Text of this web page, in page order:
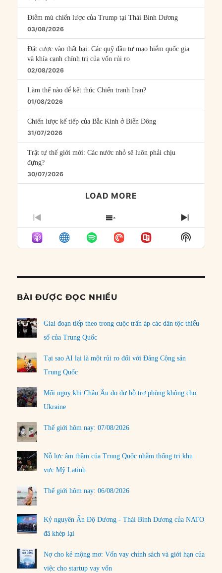
Điểm mù chiến lược của Trump tại Thái Bình Dương
03/08/2026
Đặt cược vào thất bại: Các quỹ đầu tư mạo hiểm quốc gia
và khía cạnh chính trị của vốn rủi ro
02/08/2026
Làm thế nào để kết thúc Chiến tranh Iran?
01/08/2026
Chiến lược kế tiếp của Bắc Kinh ở Biển Đông
31/07/2026
Trật tự thế giới mới: Các nước nhỏ sẽ luôn phải chịu
đựng?
30/07/2026
LOAD MORE
PREVIOUS
EPISODE
SHOW
EPISODES
LIST
NEXT
Show
Podcast
BÀI ĐƯỢC ĐỌC NHIỀU
Giai đoạn tiếp theo trong cuộc trấn áp các dân tộc thiểu
số của Trung Quốc
Tại sao AI lại là một rủi ro đối với Đảng Cộng sản
Trung Quốc
Mối nguy khi Châu Âu do dự hỗ trợ phòng không cho
Ukraine
Thế giới hôm nay: 07/08/2026
Nỗ lực âm thầm của Trung Quốc nhằm thống trị khu
vực Mỹ Latinh
Thế giới hôm nay: 06/08/2026
Kỷ nguyên Ấn Độ Dương - Thái Bình Dương của NATO
đã khép lại
Nợ cho kẻ mộng mơ: Vốn vay chính sách và giới hạn của
việc cho startup vay vốn